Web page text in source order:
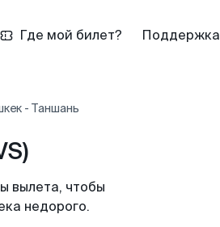
Где мой билет? Поддержка
- Таншань
вылета, чтобы
недорого.